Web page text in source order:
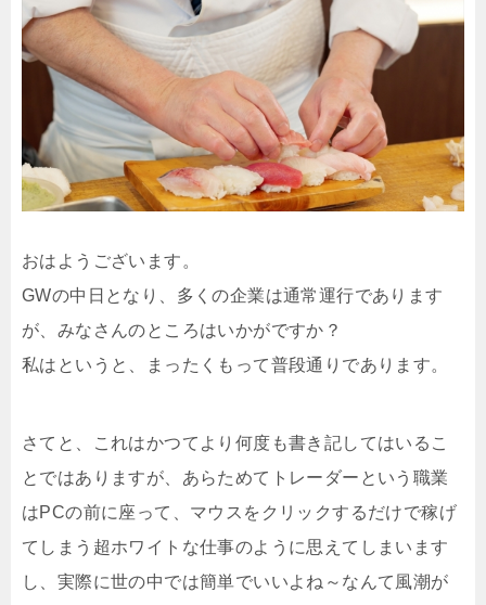
おはようございます。
GWの中日となり、多くの企業は通常運行であります
が、みなさんのところはいかがですか？
私はというと、まったくもって普段通りであります。
さてと、これはかつてより何度も書き記してはいるこ
とではありますが、あらためてトレーダーという職業
はPCの前に座って、マウスをクリックするだけで稼げ
てしまう超ホワイトな仕事のように思えてしまいます
し、実際に世の中では簡単でいいよね～なんて風潮が